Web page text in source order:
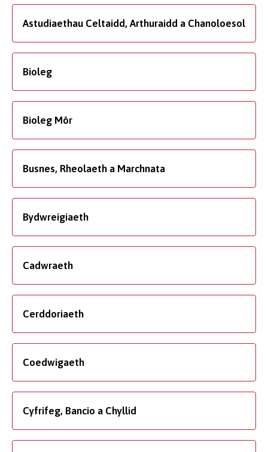
Astudiaethau Celtaidd, Arthuraidd a Chanoloesol
Bioleg
Bioleg Môr
Busnes, Rheolaeth a Marchnata
Bydwreigiaeth
Cadwraeth
Cerddoriaeth
Coedwigaeth
Cyfrifeg, Bancio a Chyllid